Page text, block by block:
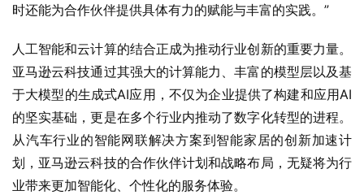
时还能为合作伙伴提供具体有力的赋能与丰富的实践。”
人工智能和云计算的结合正成为推动行业创新的重要力量。
亚马逊云科技通过其强大的计算能力、丰富的模型层以及基
于大模型的生成式AI应用，不仅为企业提供了构建和应用AI
的坚实基础，更是在多个行业内推动了数字化转型的进程。
从汽车行业的智能网联解决方案到智能家居的创新加速计
划，亚马逊云科技的合作伙伴计划和战略布局，无疑将为行
业带来更加智能化、个性化的服务体验。